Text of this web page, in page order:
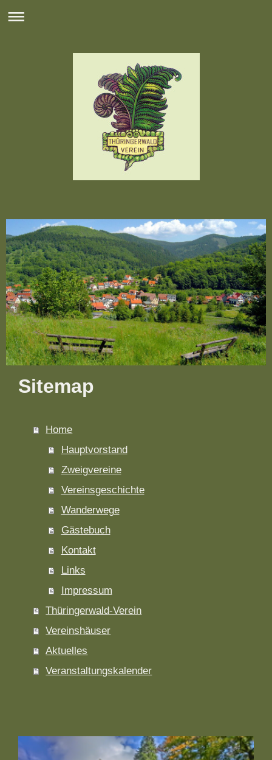
Sitemap
Home
Hauptvorstand
Zweigvereine
Vereinsgeschichte
Wanderwege
Gästebuch
Kontakt
Links
Impressum
Thüringerwald-Verein
Vereinshäuser
Aktuelles
Veranstaltungskalender